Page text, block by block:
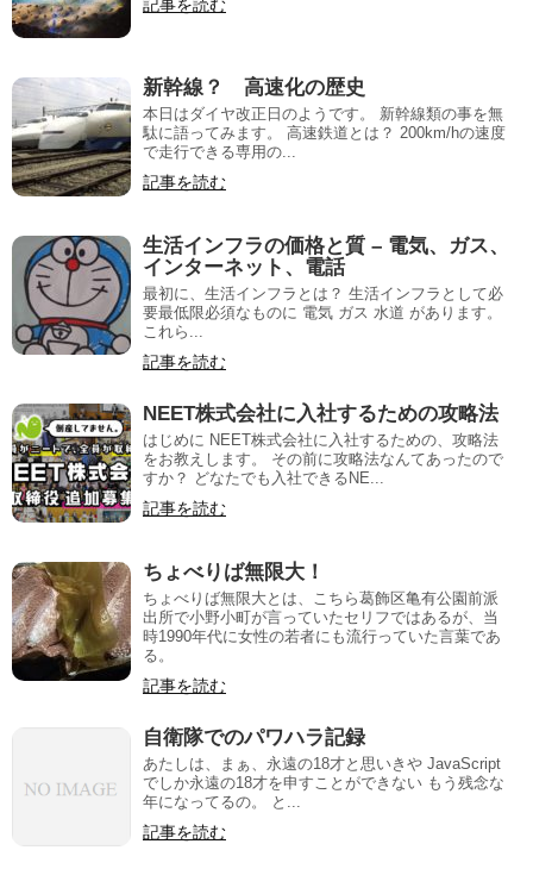
記事を読む
新幹線？ 高速化の歴史
本日はダイヤ改正日のようです。 新幹線類の事を無
駄に語ってみます。 高速鉄道とは？ 200km/hの速度
で走行できる専用の...
記事を読む
生活インフラの価格と質 – 電気、ガス、
インターネット、電話
最初に、生活インフラとは？ 生活インフラとして必
要最低限必須なものに 電気 ガス 水道 があります。
これら...
記事を読む
NEET株式会社に入社するための攻略法
はじめに NEET株式会社に入社するための、攻略法
をお教えします。 その前に攻略法なんてあったので
すか？ どなたでも入社できるNE...
記事を読む
ちょべりば無限大！
ちょべりば無限大とは、こちら葛飾区亀有公園前派
出所で小野小町が言っていたセリフではあるが、当
時1990年代に女性の若者にも流行っていた言葉であ
る。
記事を読む
自衛隊でのパワハラ記録
あたしは、まぁ、永遠の18才と思いきや JavaScript
でしか永遠の18才を申すことができない もう残念な
年になってるの。 と...
記事を読む